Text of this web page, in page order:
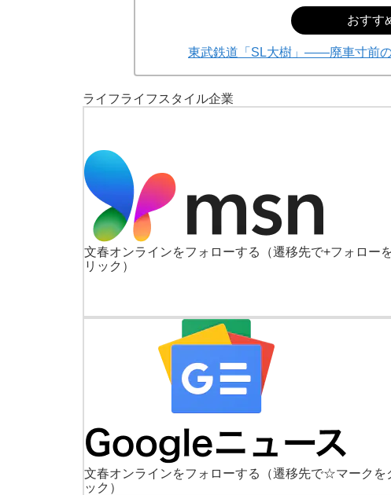
おすす
東武鉄道「SL大樹」――廃車寸前
ライフライフスタイル企業
文春オンラインをフォローする
（遷移先で+フォロー
リック）
文春オンラインをフォローする
（遷移先で☆マークを
ック）